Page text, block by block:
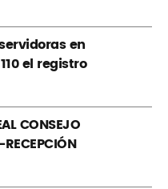
en
el registro
CONSEJO